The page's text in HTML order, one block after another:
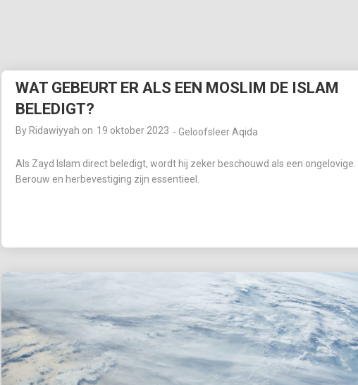
28
OKTOBER
SURAH AL-ANAM 6
AYAT 66-69:
KUNNEN MOSLIMS
DE
VAN ONGELOVIGEN
BIJWONEN?
19
18 18
WAT GEBEURT ER ALS EEN MOSLIM DE ISLAM
BELEDIGT?
By Ridawiyyah on 19 oktober 2023 -Geloofsleer Aqida
Als Zayd Islam direct beledigt, wordt hij zeker beschouwd als een
Berouw en herbevestiging zijn essentieel.